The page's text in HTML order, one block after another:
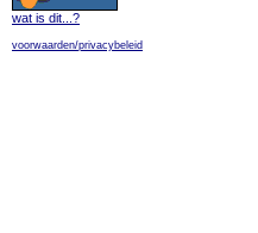
wat is dit ...?
voorwaarden/privacybeleid